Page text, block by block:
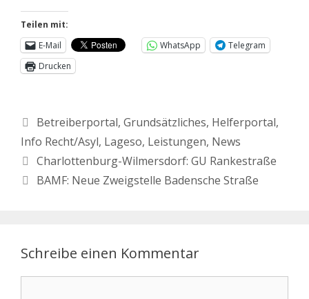
Teilen mit:
E-Mail
WhatsApp
Telegram
Drucken
Betreiberportal, Grundsätzliches, Helferportal,
Info Recht/Asyl, Lageso, Leistungen, News
Charlottenburg-Wilmersdorf: GU Rankestraße
BAMF: Neue Zweigstelle Badensche Straße
Schreibe einen Kommentar